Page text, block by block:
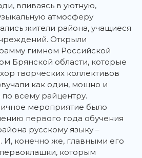
вливаясь в уютную,
атмосферу
жители района, учащиеся
Открыли
гимном Российской
Брянской области, которые
творческих коллективов
как один, мощно и
всему райцентру.
мероприятие было
первого года обучения
русскому языку –
И, конечно же, главными его
которым